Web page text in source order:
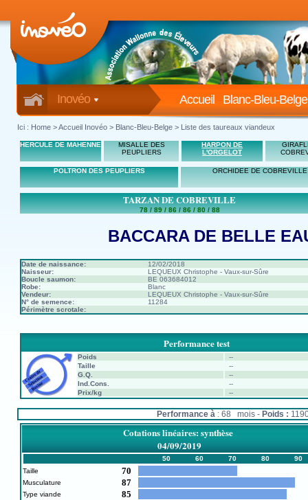
Inovéo Blanc-Bleu-Belge
Accueil
Ici : Home >Accueil Inovéo > Blanc-Bleu-Belge > Liste des taureaux viandeux
HERCULE DE MAHENNE
MISALLE DES
PEUPLIERS
HARPON DE
L'ORGELOT
POLTRON DES PEUPLIERS ORCHIDEE DE COBREVILLE
TARZAN DE COBREVILLE
78 / 89 / 86 / 86 / 80 / 88
BACCARA DE BELLE
Date de naissance:
12/02/2018
Naisseur:
LEQUEUX Christophe - Vaux-sur-Sûre
Boucle saumon:
BE 063684012
Robe:
Blanc
Vendeur:
LEQUEUX Christophe - Vaux-sur-Sûre
N° de semence:
11284
Périmètre scrotale:
Performance test
Poids
--
Taille
--
G.Q.
--
Ind.Cons.
--
Prix/kg
--
Performance à: 68 mois - Poids :
Cotations linéaires: synthèse
04/09/2019
50 60 70 80
90
Taille
70
Musculature 87
Type viande 85